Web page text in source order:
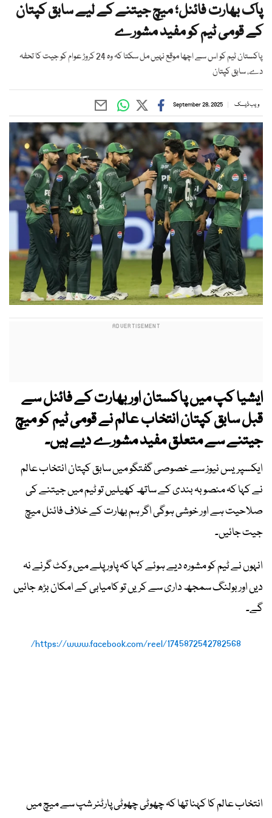
پاک بھارت فائنل؛ میچ جیتنے کے لیے سابق کپتان
کے قومی ٹیم کو مفید مشورے
پاکستان ٹیم کو اس سے اچھا موقع نہیں مل سکتا کہ وہ 24 کروڑ عوام کو جیت کا تحفہ
دے، سابق کپتان
ویب ڈیسک September 28, 2025
ایشیا کپ میں پاکستان اور بھارت کے فائنل سے
قبل سابق کپتان انتخاب عالم نے قومی ٹیم کو میچ
جیتنے سے متعلق مفید مشورے دیے ہیں۔
ایکسپریس نیوز سے خصوصی گفتگو میں سابق کپتان انتخاب عالم
نے کہا کہ منصوبہ بندی کے ساتھ کھیلیں تو ٹیم میں جیتنے کی
صلاحیت ہے اور خوشی ہوگی اگر ہم بھارت کے خلاف فائنل میچ
جیت جائیں۔
انہوں نے ٹیم کو مشورہ دیے ہوئے کہا کہ پاور پلے میں وکٹ گرنے نہ
دیں اور بولنگ سمجھ داری سے کریں تو کامیابی کے امکان بڑھ جائیں
گے۔
https://www.facebook.com/reel/1745872542782568/
انتخاب عالم کا کہنا تھا کہ چھوٹی چھوٹی پارٹنر شپ سے میچ میں